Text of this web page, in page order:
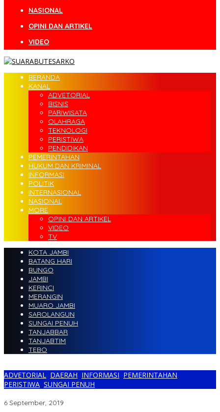
NASIONAL
OPINI DAN ARTIKEL
VIDEO
BERANDA
KANAL
ADVETORIAL
BISNIS
PARIWISATA
OLAHRAGA
TEKNOLOGI
PERISTIWA
PENDIDIKAN
PEMERINTAHAN
HUKUM DAN KRIMINAL
INFORMASI
POLITIK
INTERNASIONAL
NASIONAL
MORE
OPINI DAN ARTIKEL
VIDEO
TV
KOTA JAMBI
BATANG HARI
BUNGO
JAMBI
KERINCI
MERANGIN
MUARO JAMBI
SAROLANGUN
SUNGAI PENUH
TANJABBAR
TANJABTIM
TEBO
ADVETORIAL, DAERAH, INFORMASI, PEMERINTAHAN,
PERISTIWA, SUNGAI PENUH
6 September, 2019